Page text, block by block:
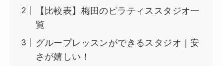
【比較表】梅田のピラティススタジオ一
覧
グループレッスンができるスタジオ｜安
さが嬉しい！